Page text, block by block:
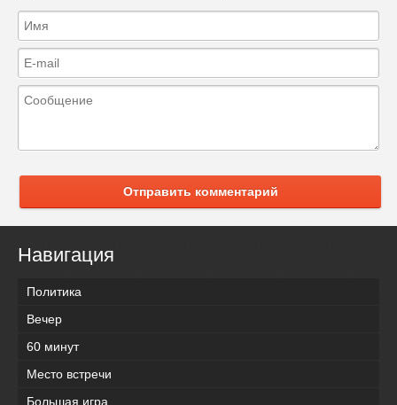
Отправить комментарий
Навигация
Политика
Вечер
60 минут
Место встречи
Большая игра